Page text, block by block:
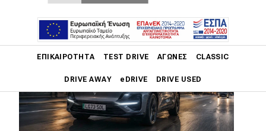
ΕΠΙΚΑΙΡΌΤΗΤΑ TEST DRIVE ΑΓΏΝΕΣ CLASSIC
DRIVE AWAY eDRIVE DRIVE USED
Main navigation
Επικαιρότητα